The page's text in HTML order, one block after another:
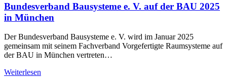
Bundesverband Bausysteme e. V. auf der BAU 2025
in München
Der Bundesverband Bausysteme e. V. wird im Januar 2025
gemeinsam mit seinem Fachverband Vorgefertigte Raumsysteme auf
der BAU in München vertreten…
Weiterlesen